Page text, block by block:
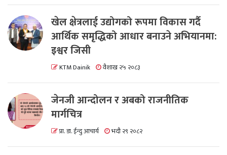
खेल क्षेत्रलाई उद्योगको रूपमा विकास गर्दै
आर्थिक समृद्धिको आधार बनाउने अभियानमा:
इश्वर जिसी
KTM Dainik वैशाख २५ २०८३
जेनजी आन्दोलन र अबको राजनीतिक
मार्गचित्र
प्रा. डा. ईन्दु आचार्य भदौ २९ २०८२